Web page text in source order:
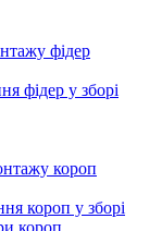
фідер
фідер у зборі
короп
короп у зборі
короп